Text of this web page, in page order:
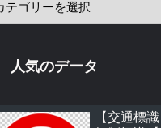
人気のデータ
【交通標